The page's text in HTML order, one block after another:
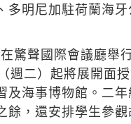
多明尼加駐荷蘭海
驚聲國際會議廳舉
週二）起將展開面
海事博物館。二
餘，還安排學生參